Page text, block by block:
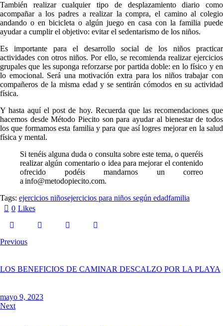
También realizar cualquier tipo de desplazamiento diario como
acompañar a los padres a realizar la compra, el camino al colegio
andando o en bicicleta o algún juego en casa con la familia puede
ayudar a cumplir el objetivo: evitar el sedentarismo de los niños.
Es importante para el desarrollo social de los niños practicar
actividades con otros niños. Por ello, se recomienda realizar ejercicios
grupales que les suponga reforzarse por partida doble: en lo físico y en
lo emocional. Será una motivación extra para los niños trabajar con
compañeros de la misma edad y se sentirán cómodos en su actividad
física.
Y hasta aquí el post de hoy. Recuerda que las recomendaciones que
hacemos desde Método Piecito son para ayudar al bienestar de todos
los que formamos esta familia y para que así logres mejorar en la salud
física y mental.
Si tenéis alguna duda o consulta sobre este tema, o queréis
realizar algún comentario o idea para mejorar el contenido
ofrecido podéis mandarnos un correo
a info@metodopiecito.com.
Tags: ejercicios niñosejercicios para niños según edadfamilia
0 Likes
Previous
LOS BENEFICIOS DE CAMINAR DESCALZO POR LA PLAYA
mayo 9, 2023
Next